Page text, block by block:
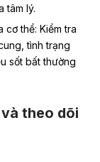
tâm lý.
thể: Kiểm tra
tình trạng
sốt bất thường
theo dõi